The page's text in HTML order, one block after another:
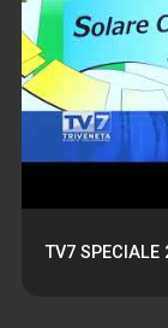
TV7 SPECIALE